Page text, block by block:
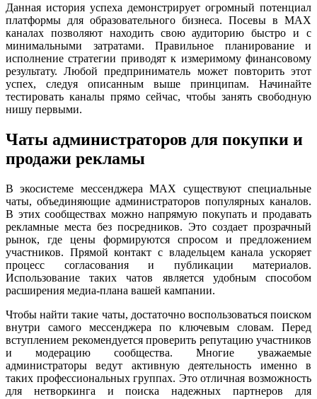
Данная история успеха демонстрирует огромный потенциал
платформы для образовательного бизнеса. Посевы в MAX
каналах позволяют находить свою аудиторию быстро и с
минимальными затратами. Правильное планирование и
исполнение стратегии приводят к измеримому финансовому
результату. Любой предприниматель может повторить этот
успех, следуя описанным выше принципам. Начинайте
тестировать каналы прямо сейчас, чтобы занять свободную
нишу первыми.
Чаты администраторов для покупки и
продажи рекламы
В экосистеме мессенджера MAX существуют специальные
чаты, объединяющие администраторов популярных каналов.
В этих сообществах можно напрямую покупать и продавать
рекламные места без посредников. Это создает прозрачный
рынок, где цены формируются спросом и предложением
участников. Прямой контакт с владельцем канала ускоряет
процесс согласования и публикации материалов.
Использование таких чатов является удобным способом
расширения медиа-плана вашей кампании.
Чтобы найти такие чаты, достаточно воспользоваться поиском
внутри самого мессенджера по ключевым словам. Перед
вступлением рекомендуется проверить репутацию участников
и модерацию сообщества. Многие уважаемые
администраторы ведут активную деятельность именно в
таких профессиональных группах. Это отличная возможность
для нетворкинга и поиска надежных партнеров для